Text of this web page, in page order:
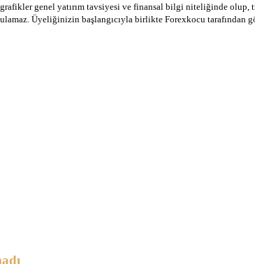
genel yatırım tavsiyesi ve finansal bilgi niteliğinde
Üyeliğinizin başlangıcıyla birlikte Forexkocu